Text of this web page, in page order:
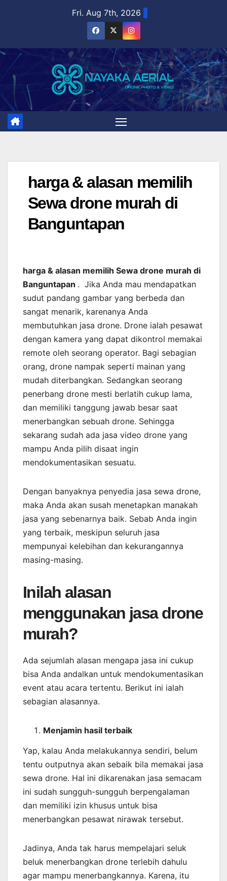
Fri. Aug 7th, 2026
harga & alasan memilih
Sewa drone murah di
Banguntapan
harga & alasan memilih Sewa drone murah di
Banguntapan . Jika Anda mau mendapatkan
sudut pandang gambar yang berbeda dan
sangat menarik, karenanya Anda
membutuhkan jasa drone. Drone ialah pesawat
dengan kamera yang dapat dikontrol memakai
remote oleh seorang operator. Bagi sebagian
orang, drone nampak seperti mainan yang
mudah diterbangkan. Sedangkan seorang
penerbang drone mesti berlatih cukup lama,
dan memiliki tanggung jawab besar saat
menerbangkan sebuah drone. Sehingga
sekarang sudah ada jasa video drone yang
mampu Anda pilih disaat ingin
mendokumentasikan sesuatu.
Dengan banyaknya penyedia jasa sewa drone,
maka Anda akan susah menetapkan manakah
jasa yang sebenarnya baik. Sebab Anda ingin
yang terbaik, meskipun seluruh jasa
mempunyai kelebihan dan kekurangannya
masing-masing.
Inilah alasan
menggunakan jasa drone
murah?
Ada sejumlah alasan mengapa jasa ini cukup
bisa Anda andalkan untuk mendokumentasikan
event atau acara tertentu. Berikut ini ialah
sebagian alasannya.
Menjamin hasil terbaik
Yap, kalau Anda melakukannya sendiri, belum
tentu outputnya akan sebaik bila memakai jasa
sewa drone. Hal ini dikarenakan jasa semacam
ini sudah sungguh-sungguh berpengalaman
dan memiliki izin khusus untuk bisa
menerbangkan pesawat nirawak tersebut.
Jadinya, Anda tak harus mempelajari seluk
beluk menerbangkan drone terlebih dahulu
agar mampu menerbangkannya. Karena, itu